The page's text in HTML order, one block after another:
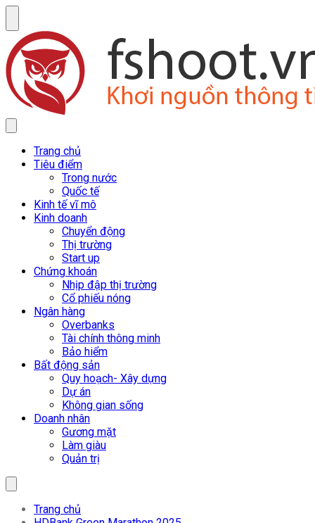
Trang chủ
Tiêu điểm
Trong nước
Quốc tế
Kinh tế vĩ mô
Kinh doanh
Chuyển động
Thị trường
Start up
Chứng khoán
Nhịp đập thị trường
Cổ phiếu nóng
Ngân hàng
Overbanks
Tài chính thông minh
Bảo hiểm
Bất động sản
Quy hoạch- Xây dựng
Dự án
Không gian sống
Doanh nhân
Gương mặt
Làm giàu
Quản trị
Trang chủ